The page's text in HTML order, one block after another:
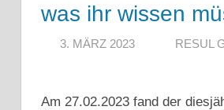
was ihr wissen
3. MÄRZ 2023 RESUL
Am 27.02.2023 fand der